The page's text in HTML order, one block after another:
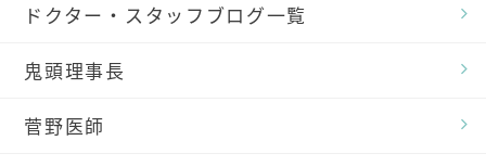
ドクター・スタッフブログ一覧
鬼頭理事長
菅野医師